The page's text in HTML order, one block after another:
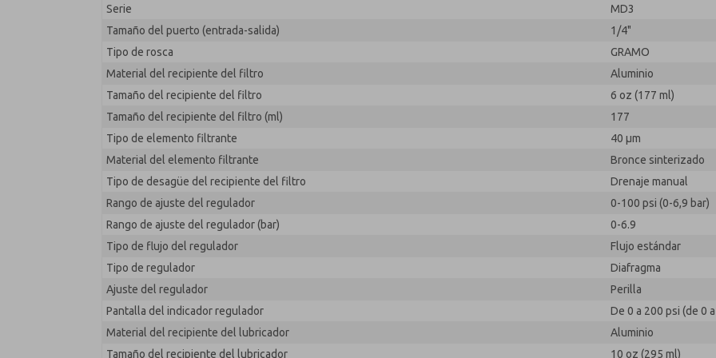
Serie
MD3
Tamaño del puerto (entrada-salida)
1/4"
Tipo de rosca
GRAMO
Material del recipiente del filtro
Aluminio
Tamaño del recipiente del filtro
6 oz (177 ml)
Tamaño del recipiente del filtro (ml)
177
Tipo de elemento filtrante
40 µm
Material del elemento filtrante
Bronce sinterizado
Tipo de desagüe del recipiente del filtro
Drenaje manual
Rango de ajuste del regulador
0-100 psi (0-6,9 bar)
Rango de ajuste del regulador (bar)
0-6.9
Tipo de flujo del regulador
Flujo estándar
Tipo de regulador
Diafragma
Ajuste del regulador
Perilla
Pantalla del indicador regulador
De 0 a 200 psi (de 0
Material del recipiente del lubricador
Aluminio
Tamaño del recipiente del lubricador
10 oz (295 ml)
MD353ECA2CB2Q